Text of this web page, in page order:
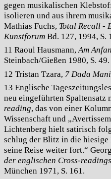
gegen musikalischen
isolieren und aus ihrem
Mathias Fuchs, Total Recall -
Kunstforum Bd. 127, 1994, S.
11 Raoul Hausmann,Am
Steinbach/Gießen 1980, S. 49.
12 Tristan Tzara, 7 Dada
13 Englische
neu eingeführten Spaltensatz
reading, das von einer
Wissenschaft und
Lichtenberg hielt satirisch
schlug der Blitz in die hiesige
seine Reise weiter fort.“
der englischen Cross-readings
München 1971, S. 161.